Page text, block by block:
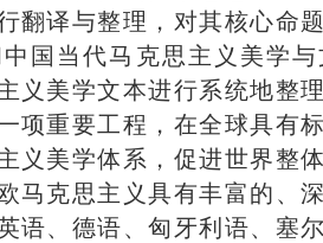
翻译与整理，对其核心命
国当代马克思主义美学
义美学文本进行系统地整
项重要工程，在全球具有
义美学体系，促进世界整
马克思主义具有丰富的、
语、德语、匈牙利语、塞